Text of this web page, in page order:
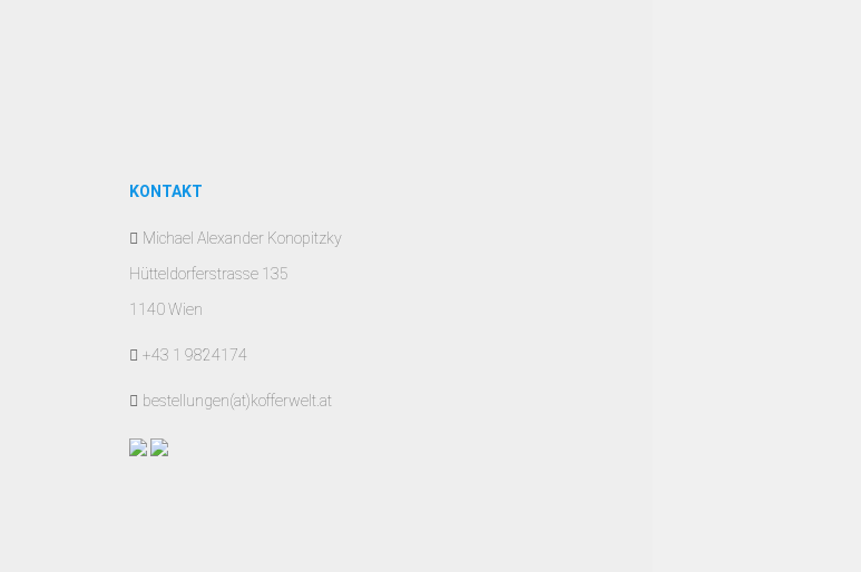
KONTAKT
Michael Alexander Konopitzky
Hütteldorferstrasse 135
1140 Wien
+43 1 9824174
bestellungen(at)kofferwelt.at